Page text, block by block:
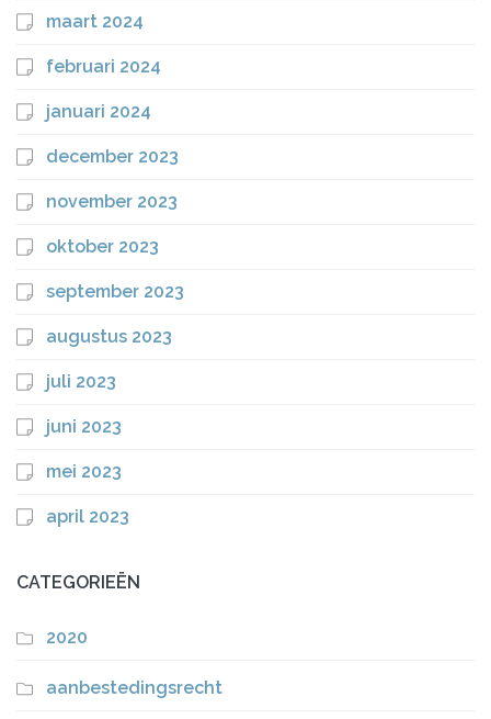
maart 2024
februari 2024
januari 2024
december 2023
november 2023
oktober 2023
september 2023
augustus 2023
juli 2023
juni 2023
mei 2023
april 2023
CATEGORIEËN
2020
aanbestedingsrecht